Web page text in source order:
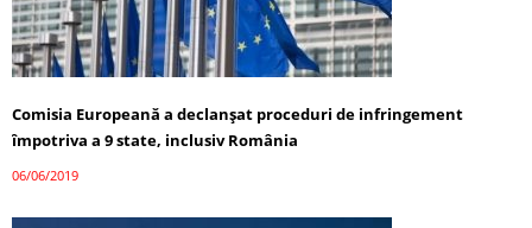
Comisia Europeană a declanşat proceduri de infringement
împotriva a 9 state, inclusiv România
06/06/2019